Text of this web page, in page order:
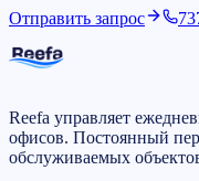
Отправить запрос
Reefa управляет
офисов. Постоянный
обслуживаемых